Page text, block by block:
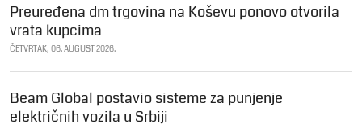
Preuređena dm trgovina na Koševu ponovo otvorila
vrata kupcima
ČETVRTAK, 06. AUGUST 2026.
Beam Global postavio sisteme za punjenje
električnih vozila u Srbiji